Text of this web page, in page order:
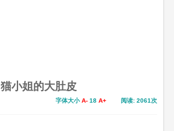
猫小姐的大肚皮
字体大小A- 18 A+ 阅读: 2061次